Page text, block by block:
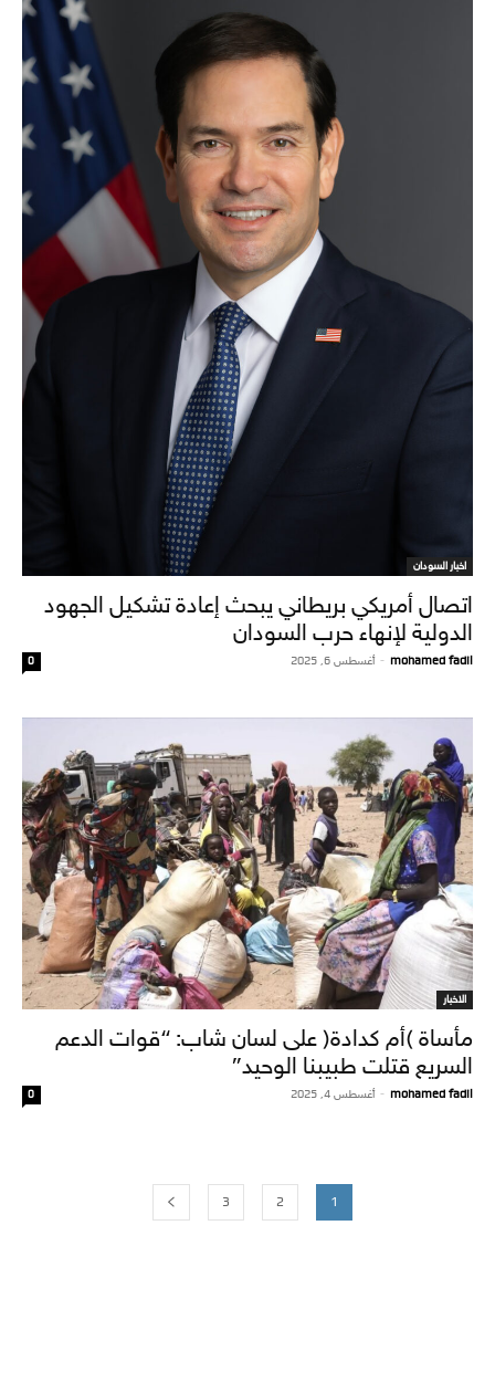
اخبار السودان
اتصال أمريكي بريطاني يبحث إعادة تشكيل الجهود
الدولية لإنهاء حرب السودان
mohamed fadil
- أغسطس 6, 2025 0
الاخبار
مأساة (أم كدادة) على لسان شاب: “قوات الدعم
السريع قتلت طبيبنا الوحيد”
mohamed fadil
- أغسطس 4, 2025 0
1
2
3